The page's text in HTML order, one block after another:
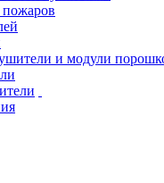
и модули